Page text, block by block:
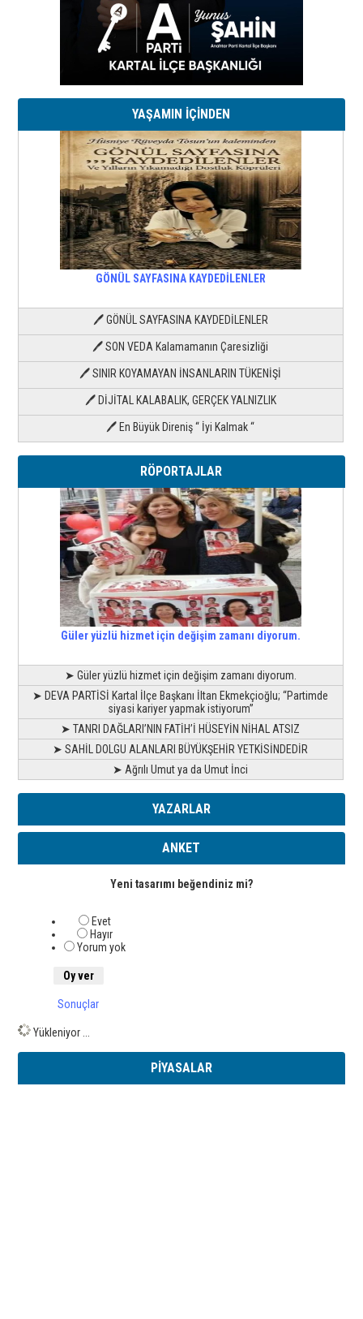
YAŞAMIN İÇİNDEN
GÖNÜL SAYFASINA KAYDEDİLENLER
🖊 GÖNÜL SAYFASINA KAYDEDİLENLER
🖊 SON VEDA Kalamamanın Çaresizliği
🖊 SINIR KOYAMAYAN İNSANLARIN TÜKENİŞİ
🖊 DİJİTAL KALABALIK, GERÇEK YALNIZLIK
🖊 En Büyük Direniş “ İyi Kalmak “
RÖPORTAJLAR
Güler yüzlü hizmet için değişim zamanı diyorum.
➤ Güler yüzlü hizmet için değişim zamanı diyorum.
➤ DEVA PARTİSİ Kartal İlçe Başkanı İltan Ekmekçioğlu; “Partimde
siyasi kariyer yapmak istiyorum”
➤ TANRI DAĞLARI’NIN FATİH’İ HÜSEYİN NİHAL ATSIZ
➤ SAHİL DOLGU ALANLARI BÜYÜKŞEHİR YETKİSİNDEDİR
➤ Ağrılı Umut ya da Umut İnci
YAZARLAR
ANKET
Yeni tasarımı beğendiniz mi?
Evet
Hayır
Yorum yok
Sonuçlar
Yükleniyor ...
PİYASALAR